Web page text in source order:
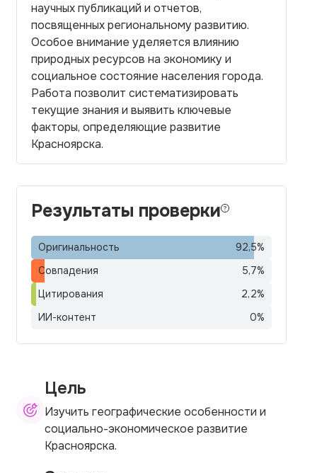
научных публикаций и отчетов,
посвященных региональному развитию.
Особое внимание уделяется влиянию
природных ресурсов на экономику и
социальное состояние населения города.
Работа позволит систематизировать
текущие знания и выявить ключевые
факторы, определяющие развитие
Красноярска.
Результаты проверки
Оригинальность 92,5%
Совпадения
5,7%
Цитирования
2,2%
ИИ-контент
0%
Цель
Изучить географические особенности и
социально-экономическое развитие
Красноярска.